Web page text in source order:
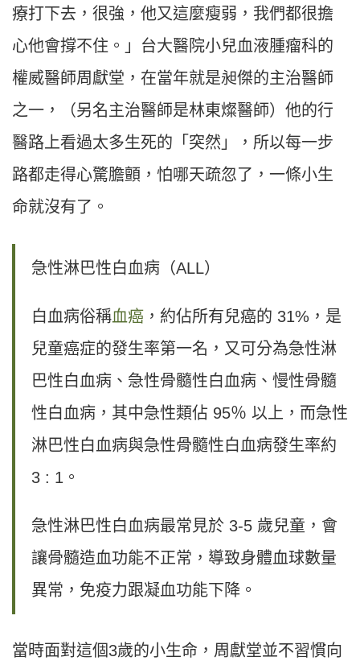
療打下去，很強，他又這麼瘦弱，我們都很擔
心他會撐不住。」台大醫院小兒血液腫瘤科的
權威醫師周獻堂，在當年就是昶傑的主治醫師
之一，（另名主治醫師是林東燦醫師）他的行
醫路上看過太多生死的「突然」，所以每一步
路都走得心驚膽顫，怕哪天疏忽了，一條小生
命就沒有了。
急性淋巴性白血病（ALL）
白血病俗稱血癌 ，約佔所有兒癌的 31%，是
兒童癌症的發生率第一名，又可分為急性淋
巴性白血病、急性骨髓性白血病、慢性骨髓
性白血病，其中急性類佔 95％ 以上，而急性
淋巴性白血病與急性骨髓性白血病發生率約
3 : 1。
急性淋巴性白血病最常見於 3-5 歲兒童，會
讓骨髓造血功能不正常，導致身體血球數量
異常，免疫力跟凝血功能下降。
當時面對這個3歲的小生命，周獻堂並不習慣向